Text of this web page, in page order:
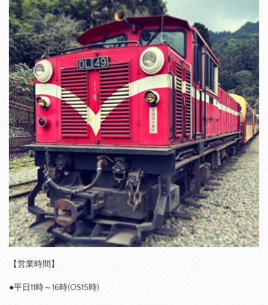
【営業時間】
●平日11時～16時(OS15時)